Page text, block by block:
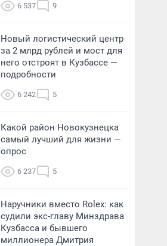
6 537 9
Новый логистический центр
за 2 млрд рублей и мост для
него отстроят в Кузбассе —
подробности
6 242 5
Какой район Новокузнецка
самый лучший для жизни —
опрос
6 237 5
Наручники вместо Rolex: как
судили экс-главу Минздрава
Кузбасса и бывшего
миллионера Дмитрия